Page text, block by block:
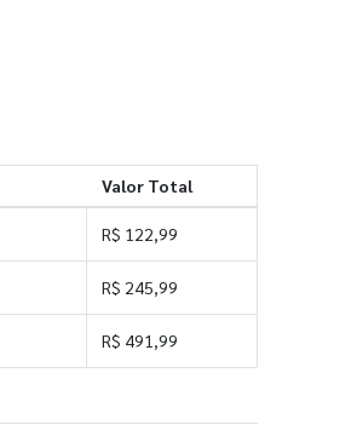
Valor Total
R$ 122,99
R$ 245,99
R$ 491,99